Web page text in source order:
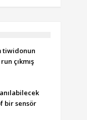
tiwidonun
çıkmış
bir sensör